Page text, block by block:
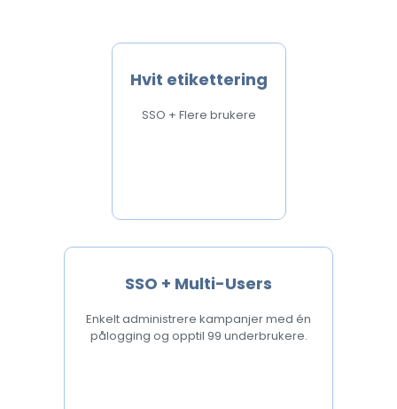
Hvit etikettering
SSO + Flere brukere
SSO + Multi-Users
Enkelt administrere kampanjer med én
pålogging og opptil 99 underbrukere.